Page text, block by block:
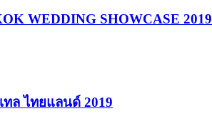
WEDDING SHOWCASE 2019
ล ไทยแลนด์ 2019